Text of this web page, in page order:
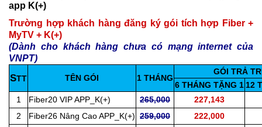
app K(+)
Trường hợp khách hàng đăng ký gói tích hợp Fiber +
MyTV + K(+)
(Dành cho khách hàng chưa có mạng internet của
VNPT)
STT TÊN GÓI 1 THÁNG
GÓI TRẢ
6 THÁNG TẶNG 112
1
Fiber20 VIP APP_K(+) 265,000
227,143
2
Fiber26 Nâng Cao APP_K(+) 259,000
222,000